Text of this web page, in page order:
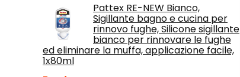
Pattex RE-NEW Bianco,
Sigillante bagno e cucina per
rinnovo fughe, Silicone sigillante
bianco per rinnovare le fughe
ed eliminare la muffa, applicazione facile,
1x80ml